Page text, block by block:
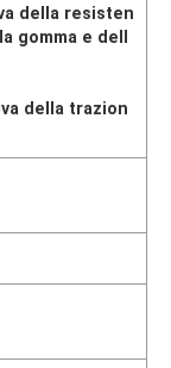
della resisten
gomma e dell
della trazion